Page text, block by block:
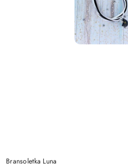
Bransoletka Luna